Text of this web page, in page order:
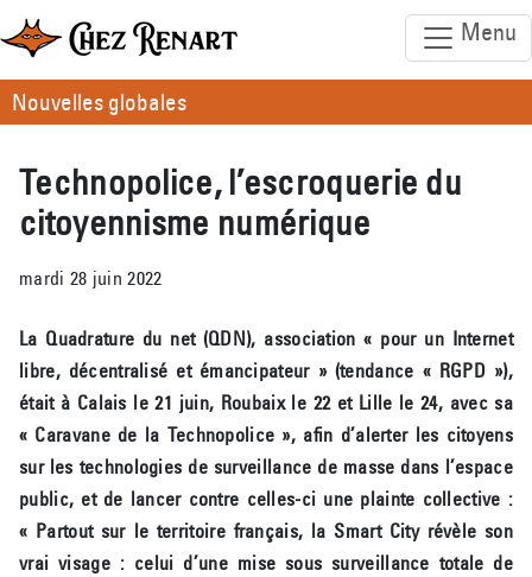
Menu
Nouvelles globales
Technopolice, l’escroquerie du
citoyennisme numérique
mardi 28 juin 2022
La Quadrature du net (QDN), association « pour un Internet
libre, décentralisé et émancipateur » (tendance « RGPD »),
était à Calais le 21 juin, Roubaix le 22 et Lille le 24, avec sa
« Caravane de la Technopolice », afin d’alerter les citoyens
sur les technologies de surveillance de masse dans l’espace
public, et de lancer contre celles-ci une plainte collective :
« Partout sur le territoire français, la Smart City révèle son
vrai visage : celui d’une mise sous surveillance totale de